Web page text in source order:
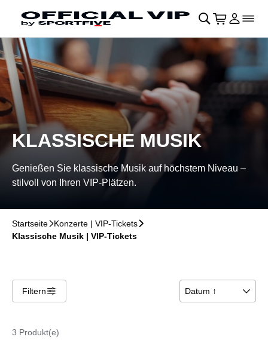
Navigation überspringen􀄫
􀊫 􀍩 Login
􀉩􀌇
KLASSISCHE MUSIK
Genießen Sie klassische Musik auf höchstem Niveau –
stilvoll von Ihren VIP-Plätzen.
Startseite􀆊Konzerte | VIP-Tickets􀆊
Klassische Musik | VIP-Tickets
Filtern􀌆 Datum ↑ 􀆈
3 Produkt(e)